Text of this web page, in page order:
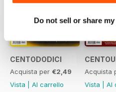
Do not sell or share
CENTODODICI
Acquista per €2,49
Vista
Al carrello
Acquista
Vista
Al